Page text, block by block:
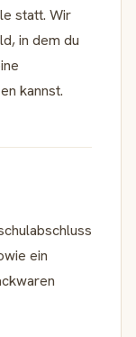
statt. Wir
in dem du
kannst.
ein